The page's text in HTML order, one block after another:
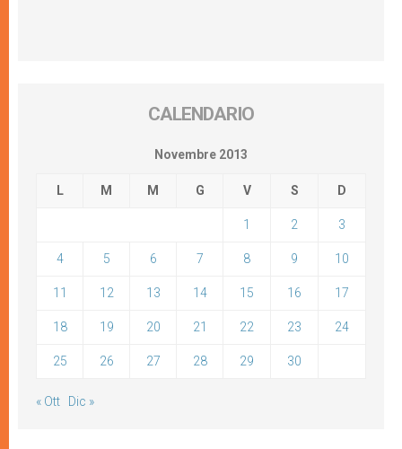
CALENDARIO
Novembre 2013
L M M G V S D
1 2 3
4 5 6 7 8 9 10
11 12 13 14 15 16 17
18 19 20 21 22 23 24
25 26 27 28 29 30
« Ott Dic »